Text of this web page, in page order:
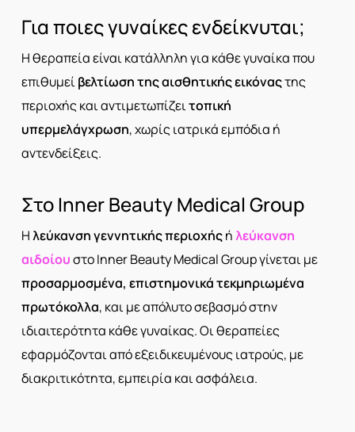
Για ποιες γυναίκες ενδείκνυται;
Η θεραπεία είναι κατάλληλη για κάθε γυναίκα που
επιθυμείβελτίωση της αισθητικής εικόναςτης
περιοχής και αντιμετωπίζειτοπική
υπερμελάγχρωση, χωρίς ιατρικά εμπόδια ή
αντενδείξεις.
Στο Inner Beauty Medical Group
Ηλεύκανση γεννητικής περιοχήςήλεύκανση
αιδοίουστο Inner Beauty Medical Group γίνεται με
προσαρμοσμένα, επιστημονικά τεκμηριωμένα
πρωτόκολλα, και με απόλυτο σεβασμό στην
ιδιαιτερότητα κάθε γυναίκας. Οι θεραπείες
εφαρμόζονται από εξειδικευμένους ιατρούς, με
διακριτικότητα, εμπειρία και ασφάλεια.